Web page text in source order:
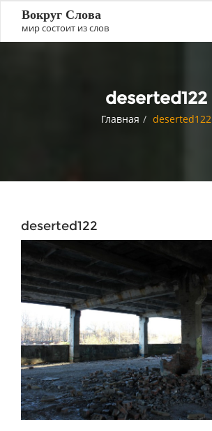
Вокруг Слова
мир состоит из слов
deserted122
Главная deserted122
deserted122